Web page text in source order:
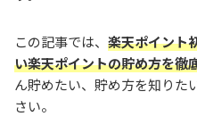
この記事では、 楽天ポイント
い楽天ポイントの貯め方を徹
ん貯めたい、貯め方を知りた
さい。